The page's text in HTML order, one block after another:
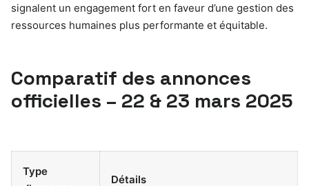
signalent un engagement fort en faveur d’une gestion des
ressources humaines plus performante et équitable.
Comparatif des annonces
officielles – 22 & 23 mars 2025
Type
Détails